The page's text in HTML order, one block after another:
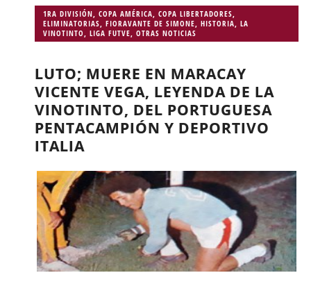
1RA DIVISIÓN COPA AMÉRICA COPA LIBERTADORES
ELIMINATORIAS FIORAVANTE DE SIMONE HISTORIA LA
VINOTINTO
LIGA FUTVE OTRAS NOTICIAS
LUTO; MUERE EN MARACAY
VICENTE VEGA, LEYENDA DE LA
VINOTINTO, DEL PORTUGUESA
PENTACAMPIÓN Y DEPORTIVO
ITALIA